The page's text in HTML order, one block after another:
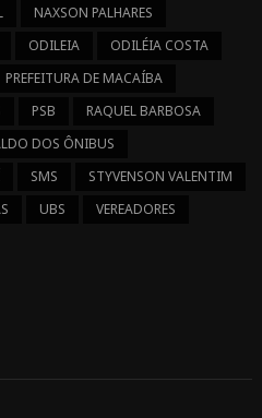
NAXSON PALHARES
ODILEIA
ODILÉIA COSTA
PREFEITURA DE MACAÍBA
PSB
RAQUEL BARBOSA
DOS ÔNIBUS
SMS
STYVENSON VALENTIM
UBS
VEREADORES